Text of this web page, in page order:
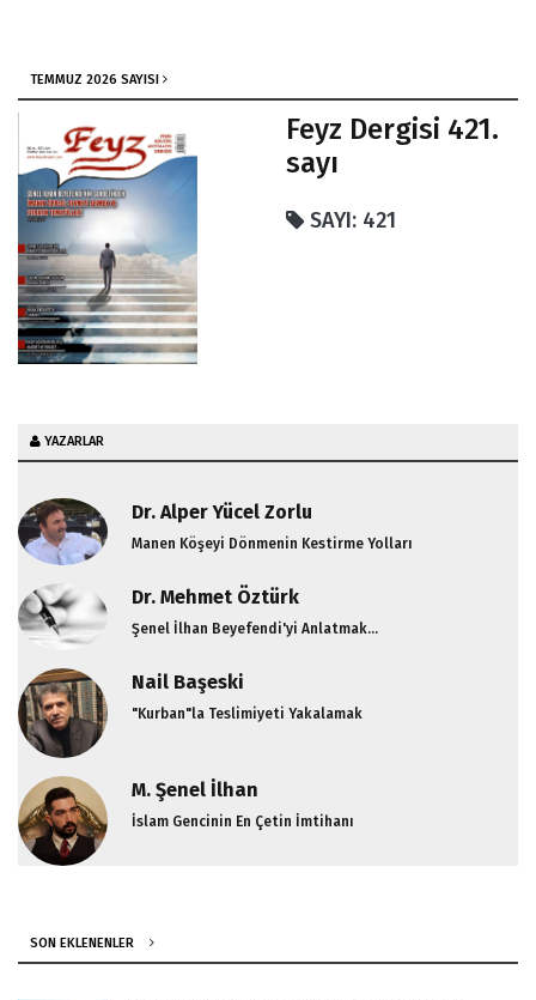
Kimliksizliğin Okulu Var Mı?
En Faziletli Ameller
TEMMUZ 2026 SAYISI
Feyz Dergisi 421.
sayı
SAYI: 421
YAZARLAR
Dr. Alper Yücel Zorlu
Manen Köşeyi Dönmenin Kestirme Yolları
Dr. Mehmet Öztürk
Şenel İlhan Beyefendi'yi Anlatmak...
Nail Başeski
"Kurban"la Teslimiyeti Yakalamak
M. Şenel İlhan
İslam Gencinin En Çetin İmtihanı
SON EKLENENLER